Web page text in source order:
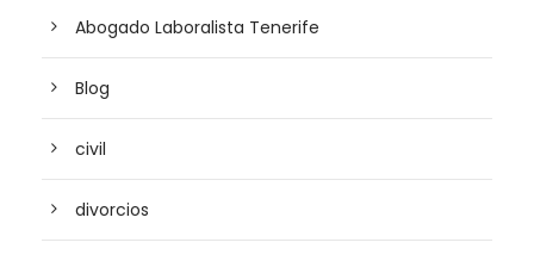
Abogado Laboralista Tenerife
Blog
civil
divorcios